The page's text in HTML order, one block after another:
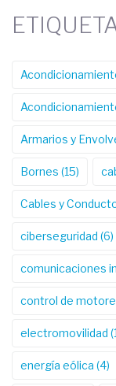
Armarios y
Bornes (15)
Cables y
ciberseguridad (6)
comunicaciones
control de
electromovilidad
energía eólica (4)